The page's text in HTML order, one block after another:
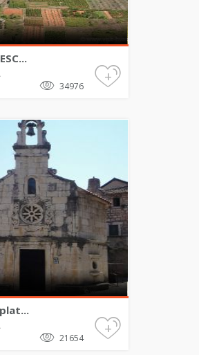
34976
+
21654
+